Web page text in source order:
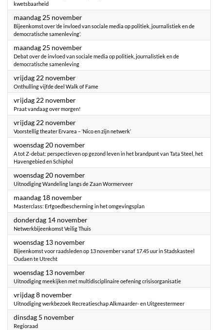
kwetsbaarheid
maandag 25 november2024
Bijeenkomst over ‘de invloed van sociale media op politiek, journalistiek en de
democratische samenleving’.
maandag 25 november2024
Debat over de invloed van sociale media op politiek, journalistiek en de
democratische samenleving
vrijdag 22 november2024
Onthulling vijfde deel Walk of Fame
vrijdag 22 november2024
Praat vandaag over morgen!
vrijdag 22 november2024
Voorstellig theater Ervarea – ‘Nico en zijn netwerk’
woensdag 20 november2024
A tot Z-debat: perspectieven op gezond leven in het brandpunt van Tata Steel, het
Havengebied en Schiphol
woensdag 20 november2024
Uitnodiging Wandeling langs de Zaan Wormerveer
maandag 18 november2024
Masterclass: Erfgoedbescherming in het omgevingsplan
donderdag 14 november2024
Netwerkbijeenkomst Veilig Thuis
woensdag 13 november2024
Bijeenkomst voor raadsleden op 13 november vanaf 17.45 uur in Stadskasteel
Oudaen te Utrecht
woensdag 13 november2024
Uitnodiging meekijken met multidisciplinaire oefening crisisorganisatie
vrijdag 8 november2024
Uitnodiging werkbezoek Recreatieschap Alkmaarder- en Uitgeestermeer
dinsdag 5 november2024
Regioraad